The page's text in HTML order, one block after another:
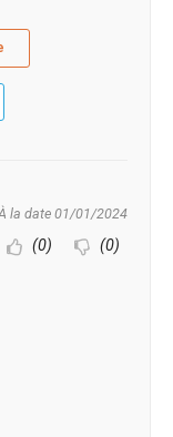
la date 01/01/2024
(0) (0)